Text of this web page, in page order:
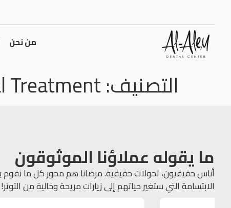
من نحن
التصنيف:Treatment
ما يقوله عملاؤنا الموثوقون
أناس حقيقيون، تحولات حقيقية. مرضانا هم محور كل ما نقوم
الابتسامة التي ستغير حياتهم إلى زيارات مريحة وخالية من التوتر!